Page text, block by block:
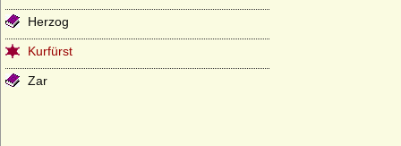
Herzog
Kurfürst
Zar